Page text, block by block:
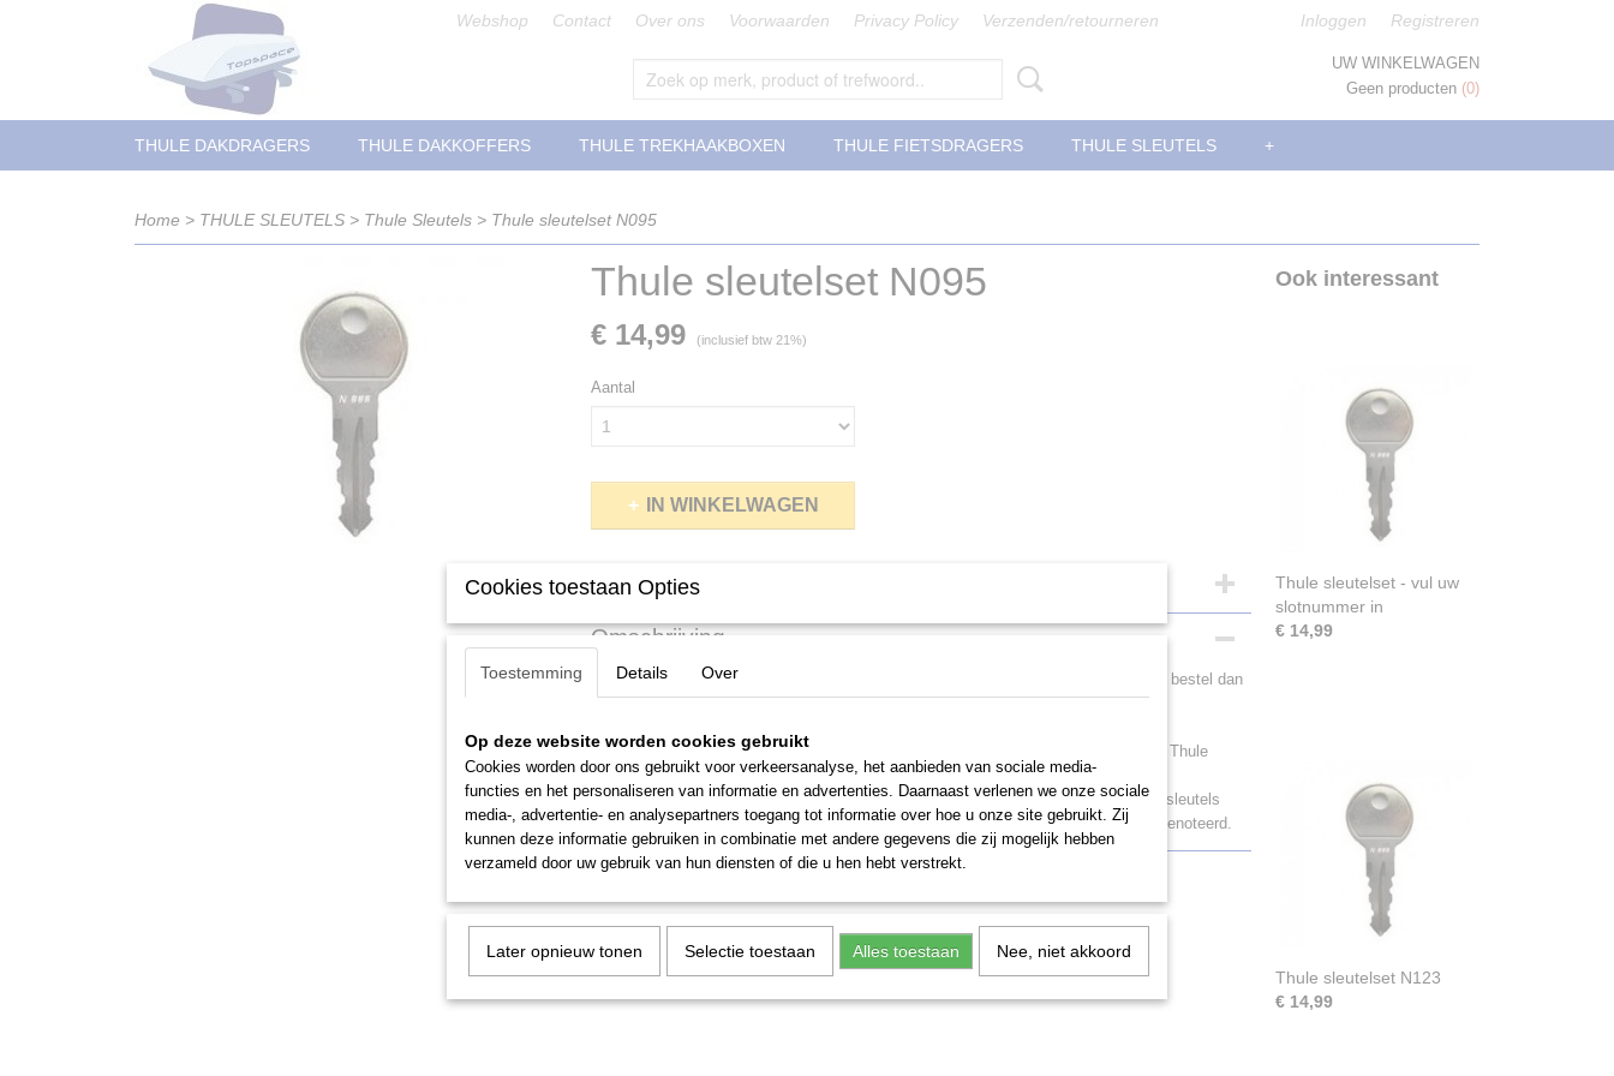
Webshop Contact Over ons Voorwaarden Privacy Policy Verzenden/retourneren Inloggen Registreren
UW WINKELWAGEN
Geen producten (0)
THULE DAKDRAGERS THULE DAKKOFFERS THULE TREKHAAKBOXEN THULE FIETSDRAGERS THULE SLEUTELS +
Home > THULE SLEUTELS > Thule Sleutels > Thule sleutelset N095
Thule sleutelset N095
€ 14,99 (inclusief btw 21%)
Aantal
IN WINKELWAGEN
Specificaties
Productcode N095
Omschrijving
Bent u uw Thule sleutel N095 van uw dakkoffer, dakdragers of fietsendragers kwijt, bestel dan
2 losse sleutels van Thule.
De sleutels en sloten zijn genummerd van N 001 tot en met N 250. Op wat oudere Thule
producten staat het N nummer op de cilinder en de sleutel.
Op de nieuwere producten staat het N nummer enkel nog op de sleutel. Bent u die sleutels
kwijt? Als het goed is heeft u, of degene waar u het gekocht heeft het N nummer genoteerd.
Ook interessant
Thule sleutelset - vul uw
slotnummer in
€ 14,99
Thule sleutelset N123
€ 14,99
Cookies toestaan Opties
Toestemming Details Over
Op deze website worden cookies gebruikt
Cookies worden door ons gebruikt voor verkeersanalyse, het aanbieden van sociale media-
functies en het personaliseren van informatie en advertenties. Daarnaast verlenen we onze sociale
media-, advertentie- en analysepartners toegang tot informatie over hoe u onze site gebruikt. Zij
kunnen deze informatie gebruiken in combinatie met andere gegevens die zij mogelijk hebben
verzameld door uw gebruik van hun diensten of die u hen hebt verstrekt.
Later opnieuw tonen Selectie toestaan Alles toestaan Nee, niet akkoord